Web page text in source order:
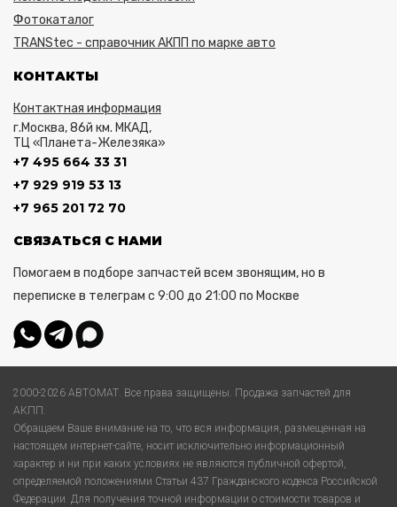
Фотокаталог
TRANStec - справочник АКПП по марке авто
КОНТАКТЫ
Контактная информация
г.Москва, 86й км. МКАД,
ТЦ «Планета-Железяка»
+7 495 664 33 31
+7 929 919 53 13
+7 965 201 72 70
СВЯЗАТЬСЯ С НАМИ
Помогаем в подборе запчастей всем звонящим, но в
переписке в телеграм с 9:00 до 21:00 по Москве
2000-2026 АВТОМАТ. Все права защищены. Продажа запчастей для
АКПП.
Обращаем Ваше внимание на то, что вся информация, размещенная на
настоящем интернет-сайте, носит исключительно информационный
характер и ни при каких условиях не являются публичной офертой,
определяемой положениями Статьи 437 Гражданского кодекса Российской
Федерации. Для получения точной информации о стоимости товаров и